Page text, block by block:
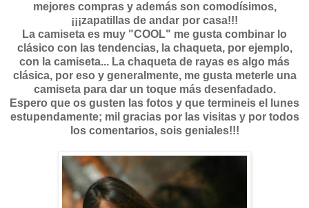
mejores compras y además son comodísimos,
¡¡¡zapatillas de andar por casa!!!
La camiseta es muy "COOL" me gusta combinar lo
clásico con las tendencias, la chaqueta, por ejemplo,
con la camiseta... La chaqueta de rayas es algo más
clásica, por eso y generalmente, me gusta meterle una
camiseta para dar un toque más desenfadado.
Espero que os gusten las fotos y que termineis el lunes
estupendamente; mil gracias por las visitas y por todos
los comentarios, sois geniales!!!